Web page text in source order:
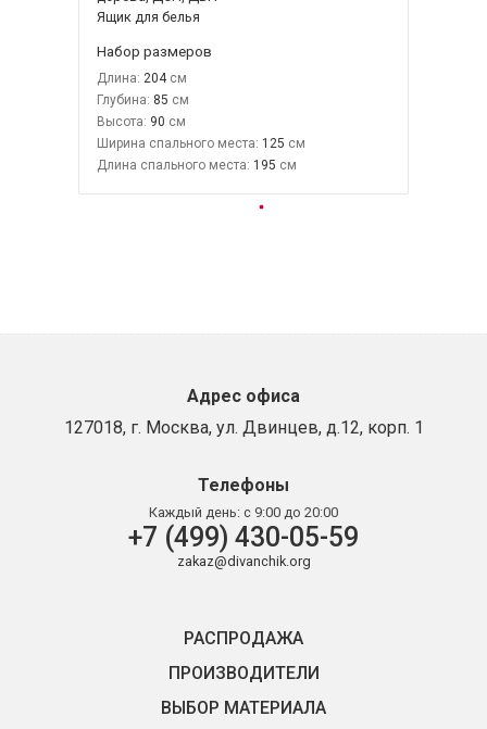
Ящик для белья
Набор размеров
Длина: 204
Глубина: 85
Высота: 90
Ширина спального места: 125
Длина спального места: 195
Адрес офиса
127018, г. Москва, ул. Двинцев, д.12, корп. 1
Телефоны
Каждый день: с 9:00 до 20:00
+7 (499) 430-05-59
zakaz@divanchik.org
РАСПРОДАЖА
ПРОИЗВОДИТЕЛИ
ВЫБОР МАТЕРИАЛА